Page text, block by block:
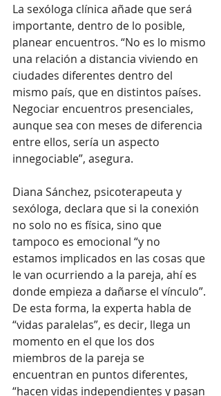
La sexóloga clínica añade que será
importante, dentro de lo posible,
planear encuentros. “No es lo mismo
una relación a distancia viviendo en
ciudades diferentes dentro del
mismo país, que en distintos países.
Negociar encuentros presenciales,
aunque sea con meses de diferencia
entre ellos, sería un aspecto
innegociable”, asegura.
Diana Sánchez, psicoterapeuta y
sexóloga, declara que si la conexión
no solo no es física, sino que
tampoco es emocional “y no
estamos implicados en las cosas que
le van ocurriendo a la pareja, ahí es
donde empieza a dañarse el vínculo”.
De esta forma, la experta habla de
“vidas paralelas”, es decir, llega un
momento en el que los dos
miembros de la pareja se
encuentran en puntos diferentes,
“hacen vidas independientes y pasan